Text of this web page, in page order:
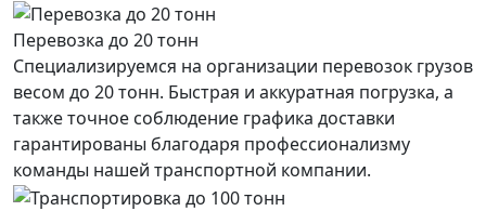
Перевозка до 20 тонн
Специализируемся на организации перевозок грузов
весом до 20 тонн. Быстрая и аккуратная погрузка, а
также точное соблюдение графика доставки
гарантированы благодаря профессионализму
команды нашей транспортной компании.